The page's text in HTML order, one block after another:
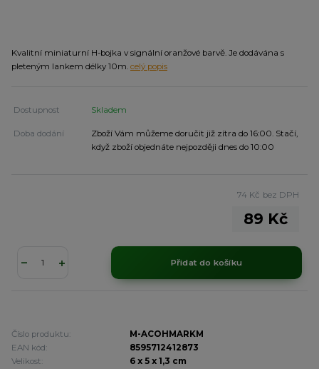
Kvalitní miniaturní H-bojka v signální oranžové barvě. Je dodávána s
pleteným lankem délky 10m. celý popis
Dostupnost Skladem
Doba dodání
Zboží Vám můžeme doručit již zítra do 16:00. Stačí,
když zboží objednáte nejpozději dnes do 10:00
89 Kč
74 Kč bez DPH
Přidat do košíku
Číslo produktu:
M-ACOHMARKM
EAN kód:
8595712412873
Velikost:
6 x 5 x 1,3 cm